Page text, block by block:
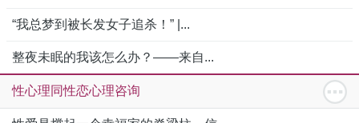
“我总梦到被长发女子追杀！” |...
整夜未眠的我该怎么办？——来自...
性心理同性恋心理咨询